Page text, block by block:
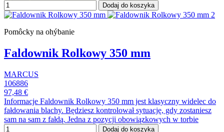
Dodaj do koszyka
Pomôcky na ohýbanie
Faldownik Rolkowy 350 mm
MARCUS
106886
97,48 €
Informacje Faldownik Rolkowy 350 mm jest klasyczny widelec do
fałdowania blachy. Będziesz kontrolował sytuację, gdy zostaniesz
sam na sam z fałdą. Jedna z pozycji obowiązkowych w torbie
Dodaj do koszyka